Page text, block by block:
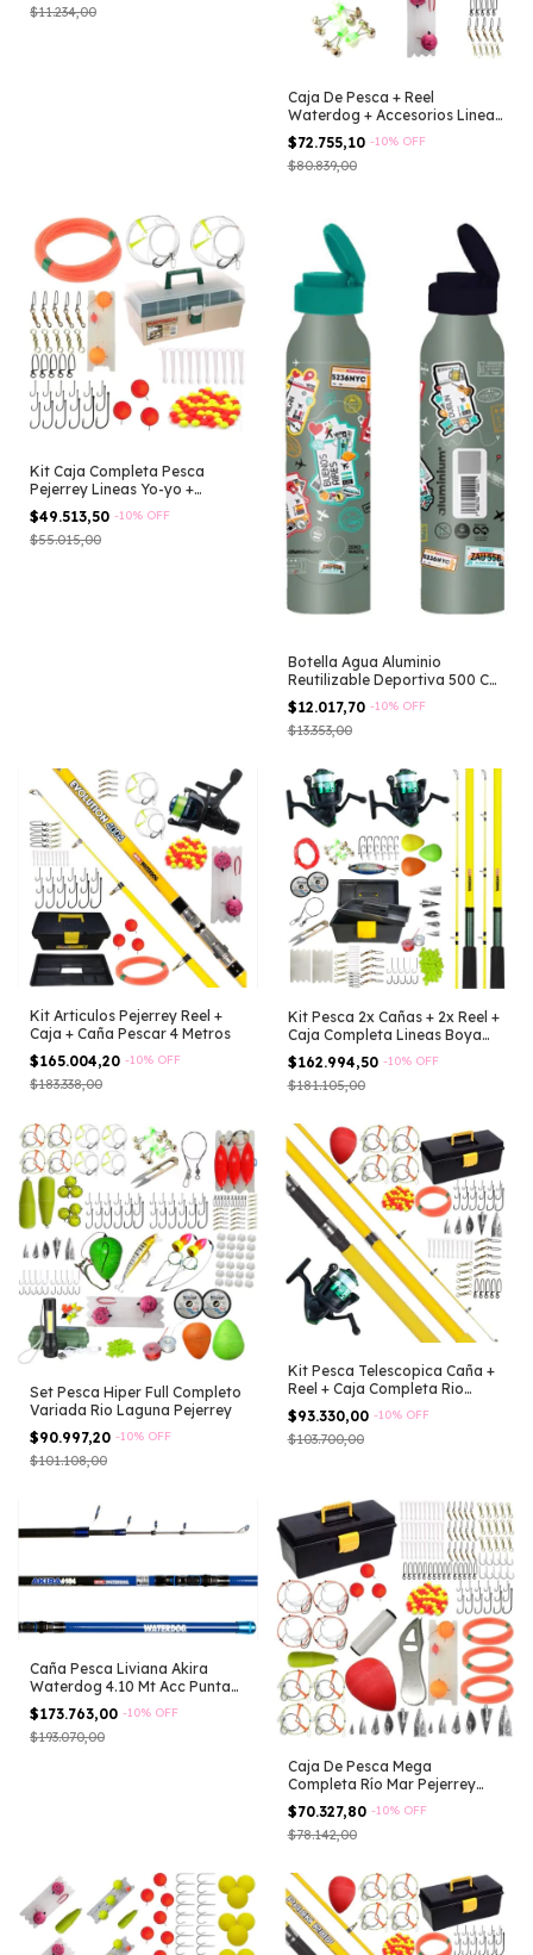
$11.234,00
Caja De Pesca + Reel
Waterdog + Accesorios Lineas
Boyas +++ Negro
$72.755,10 -10% OFF
$80.839,00
Kit Caja Completa Pesca
Pejerrey Lineas Yo-yo +
Articulos
$49.513,50 -10% OFF
$55.015,00
Botella Agua Aluminio
Reutilizable Deportiva 500 Cc
Bpa Free
$12.017,70 -10% OFF
$13.353,00
Kit Articulos Pejerrey Reel +
Caja + Caña Pescar 4 Metros
$165.004,20 -10% OFF
$183.338,00
Kit Pesca 2x Cañas + 2x Reel +
Caja Completa Lineas Boya
Anz
$162.994,50 -10% OFF
$181.105,00
Set Pesca Hiper Full Completo
Variada Rio Laguna Pejerrey
$90.997,20 -10% OFF
$101.108,00
Kit Pesca Telescopica Caña +
Reel + Caja Completa Rio
Lineas
$93.330,00 -10% OFF
$103.700,00
Caña Pesca Liviana Akira
Waterdog 4.10 Mt Acc Punta
Peje
$173.763,00 -10% OFF
$193.070,00
Caja De Pesca Mega
Completa Río Mar Pejerrey
Lineas Tanza Anzuelos
Plomadas Boyas Descamador
Hilo Elastico Mosquetones
$70.327,80 -10% OFF
$78.142,00